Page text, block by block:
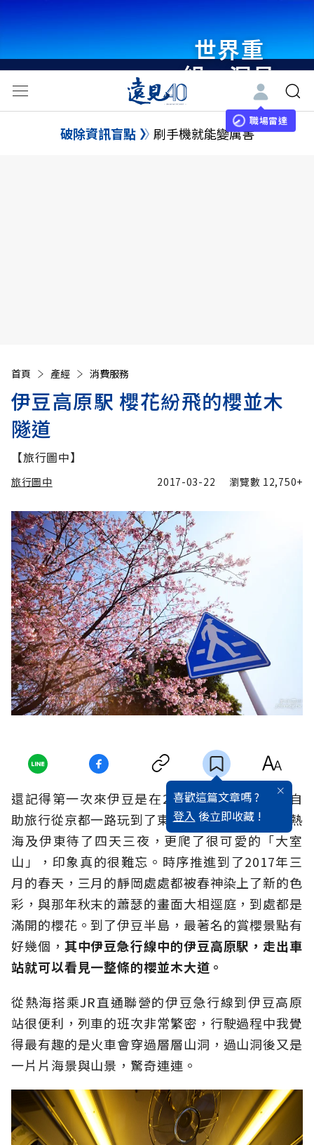
職場雷達
破除資訊盲點 刷手機就能變厲害
首頁 產經 消費服務
伊豆高原駅 櫻花紛飛的櫻並木
隧道
【旅行圖中】
旅行圖中 2017-03-22 瀏覽數 12,750+
喜歡這篇文章嗎 ?
登入 後立即收藏 !
還記得第一次來伊豆是在2014年秋末，那時候自
助旅行從京都一路玩到了東京，中途更是繞到了熱
海及伊東待了四天三夜，更爬了很可愛的「大室
山」，印象真的很難忘。時序推進到了2017年三
月的春天，三月的靜岡處處都被春神染上了新的色
彩，與那年秋末的蕭瑟的畫面大相逕庭，到處都是
滿開的櫻花。到了伊豆半島，最著名的賞櫻景點有
好幾個， 其中伊豆急行線中的伊豆高原駅，走出車
站就可以看見一整條的櫻並木大道。
從熱海搭乘JR直通聯營的伊豆急行線到伊豆高原
站很便利，列車的班次非常繁密，行駛過程中我覺
得最有趣的是火車會穿過層層山洞，過山洞後又是
一片片海景與山景，驚奇連連。